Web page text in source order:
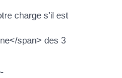
charge s'il est
span> des 3